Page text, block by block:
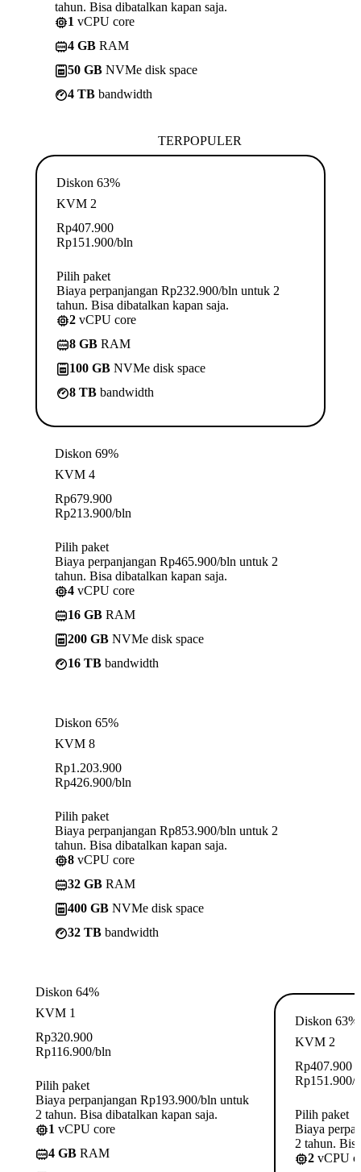
tahun. Bisa dibatalkan kapan saja.
1 vCPU core
4 GB RAM
50 GB NVMe disk space
4 TB bandwidth
TERPOPULER
Diskon 63%
KVM 2
Rp407.900
Rp151.900/bln
Pilih paket
Biaya perpanjangan Rp232.900/bln untuk 2
tahun. Bisa dibatalkan kapan saja.
2 vCPU core
8 GB RAM
100 GB NVMe disk space
8 TB bandwidth
Diskon 69%
KVM 4
Rp679.900
Rp213.900/bln
Pilih paket
Biaya perpanjangan Rp465.900/bln untuk 2
tahun. Bisa dibatalkan kapan saja.
4 vCPU core
16 GB RAM
200 GB NVMe disk space
16 TB bandwidth
Diskon 65%
KVM 8
Rp1.203.900
Rp426.900/bln
Pilih paket
Biaya perpanjangan Rp853.900/bln untuk 2
tahun. Bisa dibatalkan kapan saja.
8 vCPU core
32 GB RAM
400 GB NVMe disk space
32 TB bandwidth
Diskon 64%
KVM 1
Rp320.900
Rp116.900/bln
Pilih paket
Biaya perpanjangan Rp193.900/bln untuk
2 tahun. Bisa dibatalkan kapan saja.
1 vCPU core
4 GB RAM
Diskon 63%
KVM 2
Rp407.900
Rp151.900/
Pilih paket
Biaya
2 tahun.
2 vCPU